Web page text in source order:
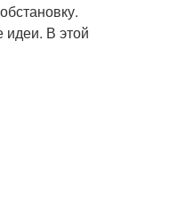
идеи. В этой